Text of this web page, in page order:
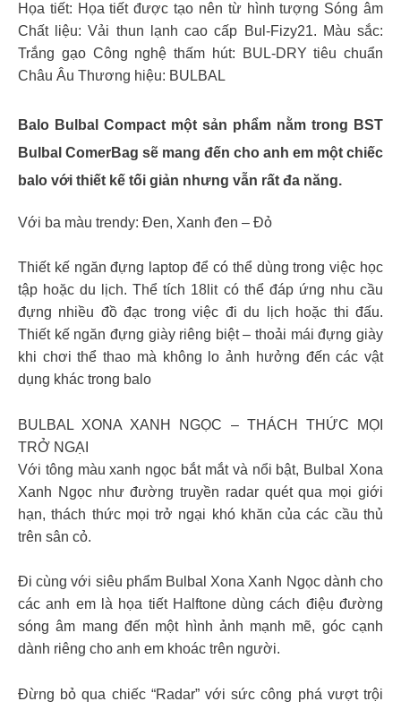
Họa tiết: Họa tiết được tạo nên từ hình tượng Sóng âm
Chất liệu: Vải thun lạnh cao cấp Bul-Fizy21. Màu sắc:
Trắng gạo Công nghệ thấm hút: BUL-DRY tiêu chuẩn
Châu Âu Thương hiệu: BULBAL
Balo Bulbal Compact một sản phẩm nằm trong BST
Bulbal ComerBag sẽ mang đến cho anh em một chiếc
balo với thiết kế tối giản nhưng vẫn rất đa năng.
Với ba màu trendy: Đen, Xanh đen – Đỏ
Thiết kế ngăn đựng laptop để có thể dùng trong việc học
tập hoặc du lịch. Thể tích 18lit có thể đáp ứng nhu cầu
đựng nhiều đồ đạc trong việc đi du lịch hoặc thi đấu.
Thiết kế ngăn đựng giày riêng biệt – thoải mái đựng giày
khi chơi thể thao mà không lo ảnh hưởng đến các vật
dụng khác trong balo
BULBAL XONA XANH NGỌC – THÁCH THỨC MỌI
TRỞ NGẠI
Với tông màu xanh ngọc bắt mắt và nổi bật, Bulbal Xona
Xanh Ngọc như đường truyền radar quét qua mọi giới
hạn, thách thức mọi trở ngại khó khăn của các cầu thủ
trên sân cỏ.
Đi cùng với siêu phẩm Bulbal Xona Xanh Ngọc dành cho
các anh em là họa tiết Halftone dùng cách điệu đường
sóng âm mang đến một hình ảnh mạnh mẽ, góc cạnh
dành riêng cho anh em khoác trên người.
Đừng bỏ qua chiếc “Radar” với sức công phá vượt trội